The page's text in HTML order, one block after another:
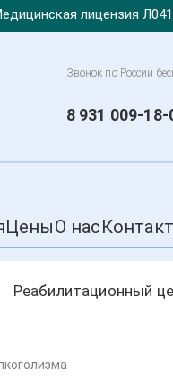
лицензия
Звонок по России
8 931 009-18-
ЦеныО нас
Реабилитационный